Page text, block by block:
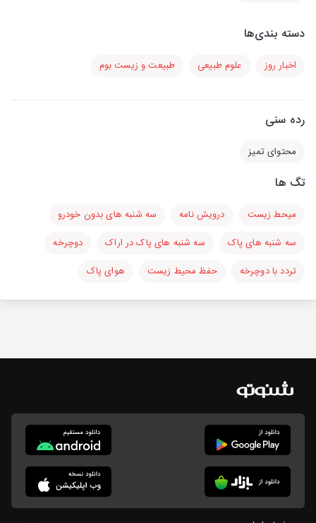
دسته بندی‌ها
اخبار روز علوم طبیعی طبیعت و زیست بوم
رده سنی
محتوای تمیز
تگ ها
میحط زیست درویش نامه
سه شنبه های بدون خودرو
سه شنبه های پاک
سه شنبه های پاک در اراک
دوچرخه
تردد با دوچرخه
حفظ محیط زیست هوای پاک